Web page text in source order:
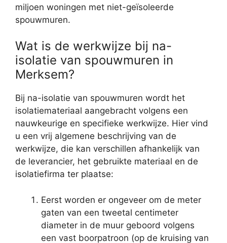
miljoen woningen met niet-geïsoleerde
spouwmuren.
Wat is de werkwijze bij na-
isolatie van spouwmuren in
Merksem?
Bij na-isolatie van spouwmuren wordt het
isolatiemateriaal aangebracht volgens een
nauwkeurige en specifieke werkwijze. Hier vind
u een vrij algemene beschrijving van de
werkwijze, die kan verschillen afhankelijk van
de leverancier, het gebruikte materiaal en de
isolatiefirma ter plaatse:
Eerst worden er ongeveer om de meter
gaten van een tweetal centimeter
diameter in de muur geboord volgens
een vast boorpatroon (op de kruising van